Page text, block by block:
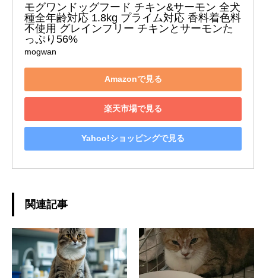
モグワンドッグフード チキン&サーモン 全犬
種全年齢対応 1.8kg プライム対応 香料着色料
不使用 グレインフリー チキンとサーモンた
っぷり56%
mogwan
Amazonで見る
楽天市場で見る
Yahoo!ショッピングで見る
関連記事